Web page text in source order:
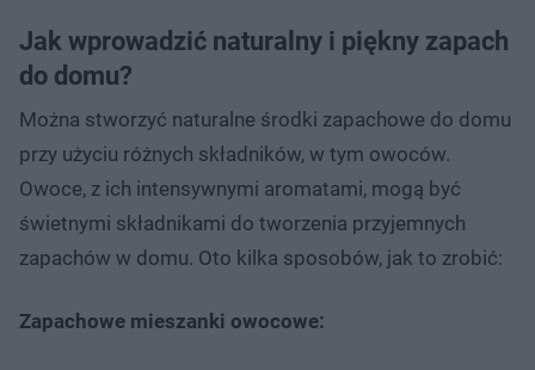
Jak wprowadzić naturalny i piękny zapach
do domu?
Można stworzyć naturalne środki zapachowe do domu
przy użyciu różnych składników, w tym owoców.
Owoce, z ich intensywnymi aromatami, mogą być
świetnymi składnikami do tworzenia przyjemnych
zapachów w domu. Oto kilka sposobów, jak to zrobić:
Zapachowe mieszanki owocowe: